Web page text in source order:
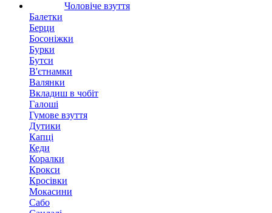
Чоловіче взуття
Балетки
Берци
Босоніжки
Бурки
Бутси
В'єтнамки
Валянки
Вкладиш в чобіт
Галоші
Гумове взуття
Дутики
Капці
Кеди
Коралки
Крокси
Кросівки
Мокасини
Сабо